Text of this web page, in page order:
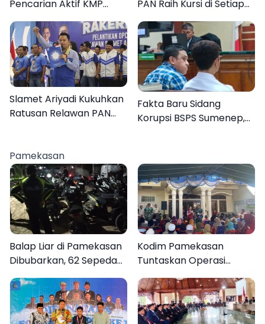
Pencarian Aktif KMP
Mutiara Sentosa II, Empat
Orang Masih Hilang
PAN Raih Kursi di Setiap
Dapil Sumenep pada
2029
Slamet Ariyadi Kukuhkan
Ratusan Relawan PAN
Rakyat
Fakta Baru Sidang
Korupsi BSPS Sumenep,
Pamekasan
Balap Liar di Pamekasan
Dibubarkan, 62 Sepeda
Motor Diamankan
Kodim Pamekasan
Tuntaskan Operasi
Katarak Gratis, 160
Warga Kembali Melihat
Lebih Jelas